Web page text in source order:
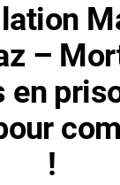
–
en
!